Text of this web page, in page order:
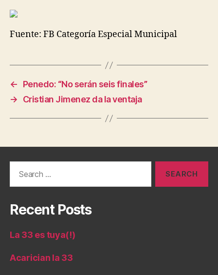
Fuente: FB Categoría Especial Municipal
←
Penedo: “No serán seis finales”
→
Cristian Jimenez da la ventaja
Recent Posts
La 33 es tuya(!)
Acarician la 33